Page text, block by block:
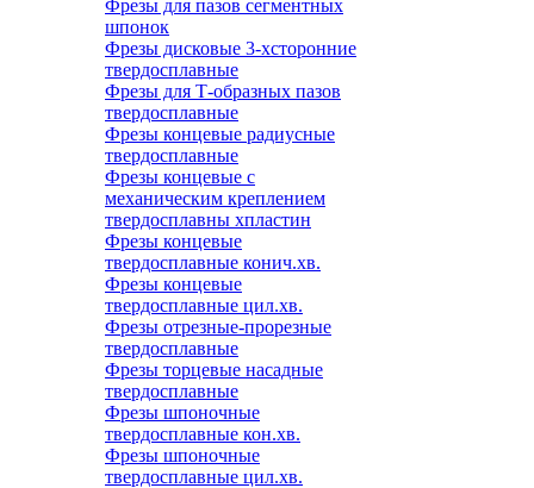
Фрезы для пазов сегментных
шпонок
Фрезы дисковые 3-хсторонние
твердосплавные
Фрезы для Т-образных пазов
твердосплавные
Фрезы концевые радиусные
твердосплавные
Фрезы концевые с
механическим креплением
твердосплавны хпластин
Фрезы концевые
твердосплавные конич.хв.
Фрезы концевые
твердосплавные цил.хв.
Фрезы отрезные-прорезные
твердосплавные
Фрезы торцевые насадные
твердосплавные
Фрезы шпоночные
твердосплавные кон.хв.
Фрезы шпоночные
твердосплавные цил.хв.